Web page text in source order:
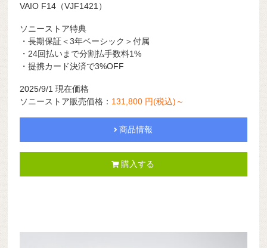
VAIO F14（VJF1421）
ソニーストア特典
・長期保証＜3年ベーシック＞付属
・24回払いまで分割払手数料1%
・提携カード決済で3%OFF
2025/9/1 現在価格
ソニーストア販売価格： 131,800 円(税込)～
商品情報
購入する